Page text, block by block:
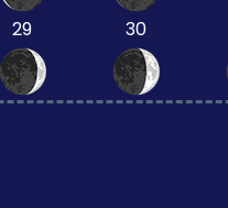
29 30